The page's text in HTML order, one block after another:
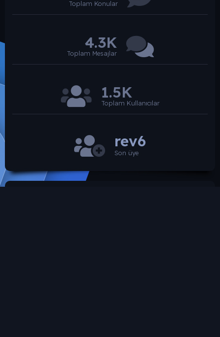
Toplam Konular
4.3K
Toplam Mesajlar
1.5K
Toplam Kullanıcılar
rev6
Son üye